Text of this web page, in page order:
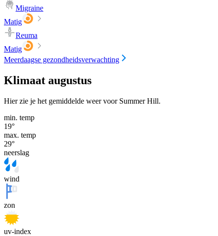
Migraine
Matig
Reuma
Matig
Meerdaagse gezondheidsverwachting
Klimaat augustus
Hier zie je het gemiddelde weer voor Summer Hill.
min. temp
19°
max. temp
29°
neerslag
wind
zon
uv-index